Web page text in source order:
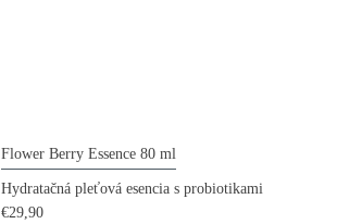
Flower Berry Essence 80 ml
Hydratačná pleťová esencia s probiotikami
€29,90